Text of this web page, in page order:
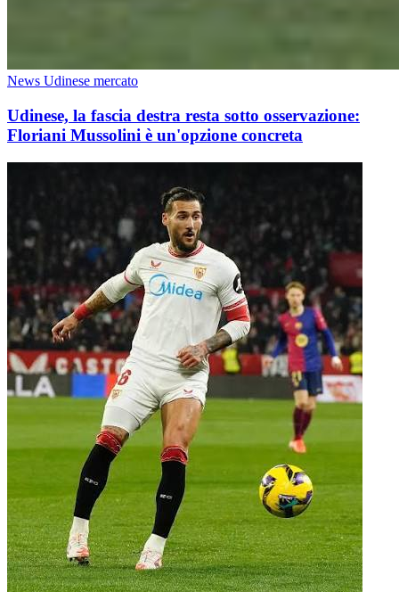
News Udinese mercato
Udinese, la fascia destra resta sotto osservazione:
Floriani Mussolini è un'opzione concreta